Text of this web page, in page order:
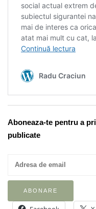
Aboneaza-te pentru a
publicate